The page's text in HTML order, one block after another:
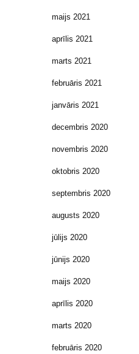
maijs 2021
aprīlis 2021
marts 2021
februāris 2021
janvāris 2021
decembris 2020
novembris 2020
oktobris 2020
septembris 2020
augusts 2020
jūlijs 2020
jūnijs 2020
maijs 2020
aprīlis 2020
marts 2020
februāris 2020